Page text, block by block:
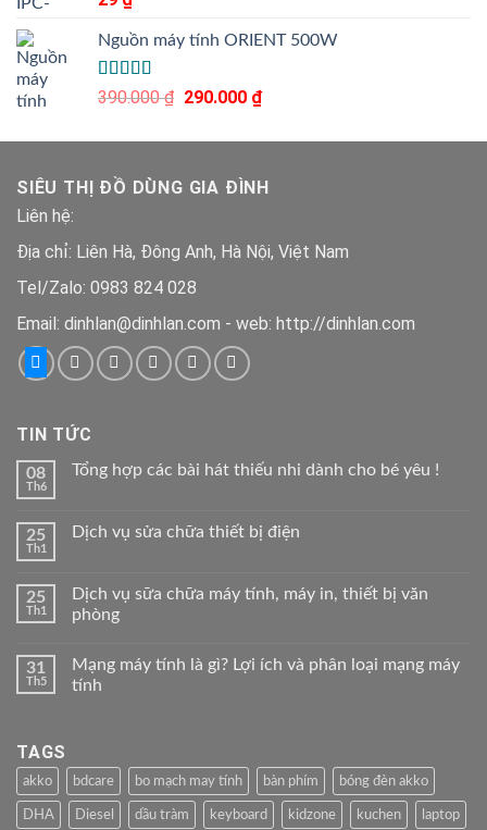
hạng
sao
Nguồn máy tính ORIENT 500W
Được xếp
5.005
390.000₫
Giá
là:
290.000 ₫Giá
tại
290.000 ₫.
SIÊU THỊ ĐỒ DÙNG GIA ĐÌNH
Liên hệ:
Địa chỉ: Liên Hà, Đông Anh, Hà Nội, Việt Nam
Tel/Zalo: 0983 824 028
Email: dinhlan@dinhlan.com - web: http://dinhlan.com
TIN TỨC
08
Th6
Tổng hợp các bài hát thiếu nhi dành cho bé yêu !
25
Th1
Dịch vụ sửa chữa thiết bị điện
25
Th1
Dịch vụ sữa chữa máy tính, máy in, thiết bị văn
phòng
31
Th5
Mạng máy tính là gì? Lợi ích và phân loại mạng máy
tính
TAGS
akko bdcare bo mạch may tính bàn phím bóng đèn akko
DHA Diesel dầu tràm keyboard kidzone kuchen laptop